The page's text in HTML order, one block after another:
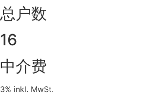
总户数
16
中介费
3% inkl. MwSt.